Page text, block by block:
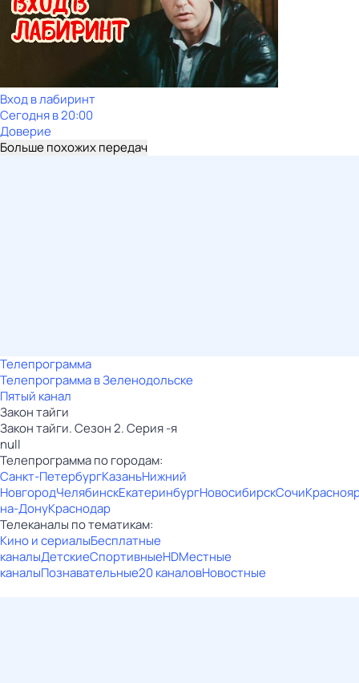
Вход в лабиринт
Сегодня в 20:00
Доверие
Больше похожих передач
Телепрограмма
Телепрограмма в Зеленодольске
Пятый канал
Закон тайги
Закон тайги. Сезон 2. Серия -я
null
Телепрограмма по городам:
Санкт-ПетербургКазаньНижний
НовгородЧелябинскЕкатеринбургНовосибирскСочи
на-ДонуКраснодар
Телеканалы по тематикам:
Кино и сериалыБесплатные
каналыДетскиеСпортивныеHDМестные
каналыПознавательные20 каналовНовостные